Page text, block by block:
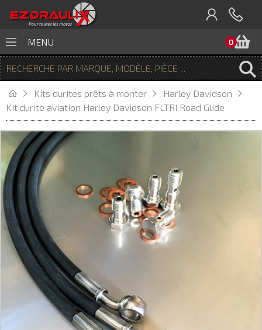
0
MENU
Kits durites prêts à monter
Harley Davidson
Kit durite aviation Harley Davidson FLTRI Road Glide